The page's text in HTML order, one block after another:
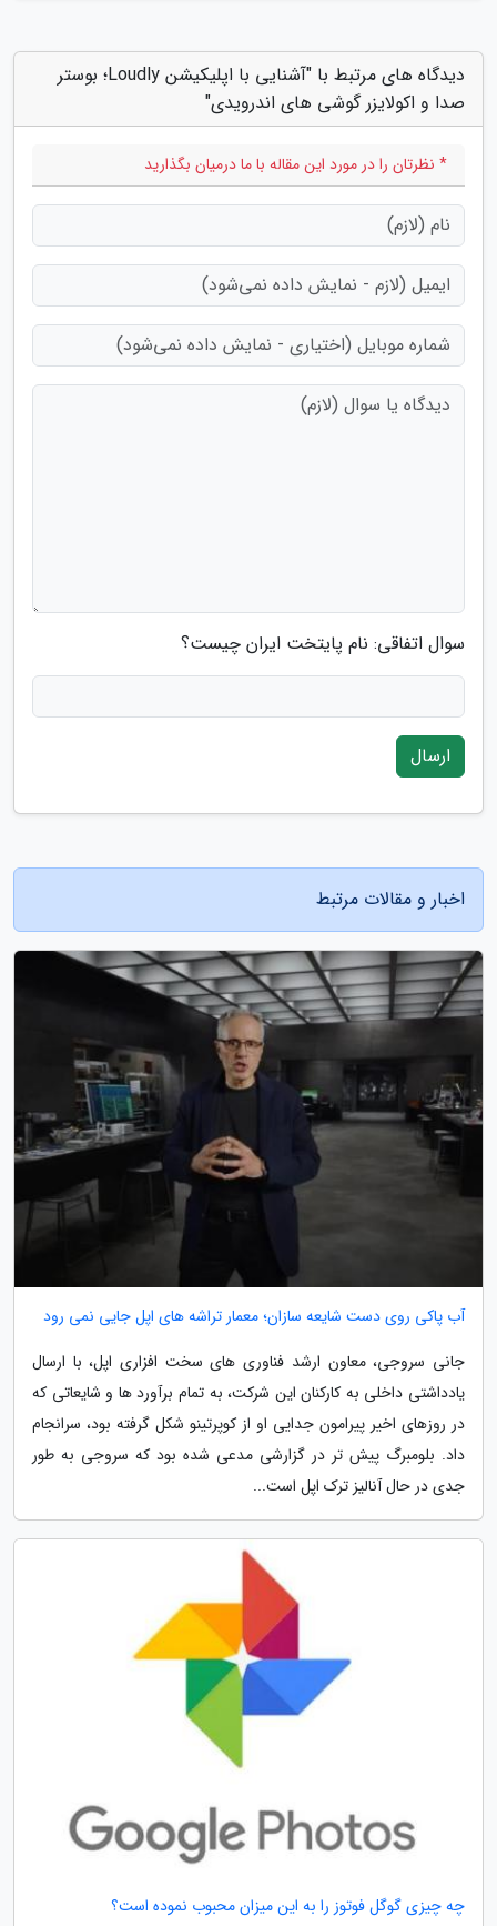
دیدگاه های مرتبط با "آشنایی با اپلیکیشن Loudly؛ بوستر
صدا و اکولایزر گوشی های اندرویدی"
* نظرتان را در مورد این مقاله با ما درمیان بگذارید
سوال اتفاقی: نام پایتخت ایران چیست؟
ارسال
اخبار و مقالات مرتبط
آب پاکی روی دست شایعه سازان؛ معمار تراشه های اپل جایی نمی رود
جانی سروجی، معاون ارشد فناوری های سخت افزاری اپل، با ارسال
یادداشتی داخلی به کارکنان این شرکت، به تمام برآورد ها و شایعاتی که
در روزهای اخیر پیرامون جدایی او از کوپرتینو شکل گرفته بود، سرانجام
داد. بلومبرگ پیش تر در گزارشی مدعی شده بود که سروجی به طور
جدی در حال آنالیز ترک اپل است...
چه چیزی گوگل فوتوز را به این میزان محبوب نموده است؟